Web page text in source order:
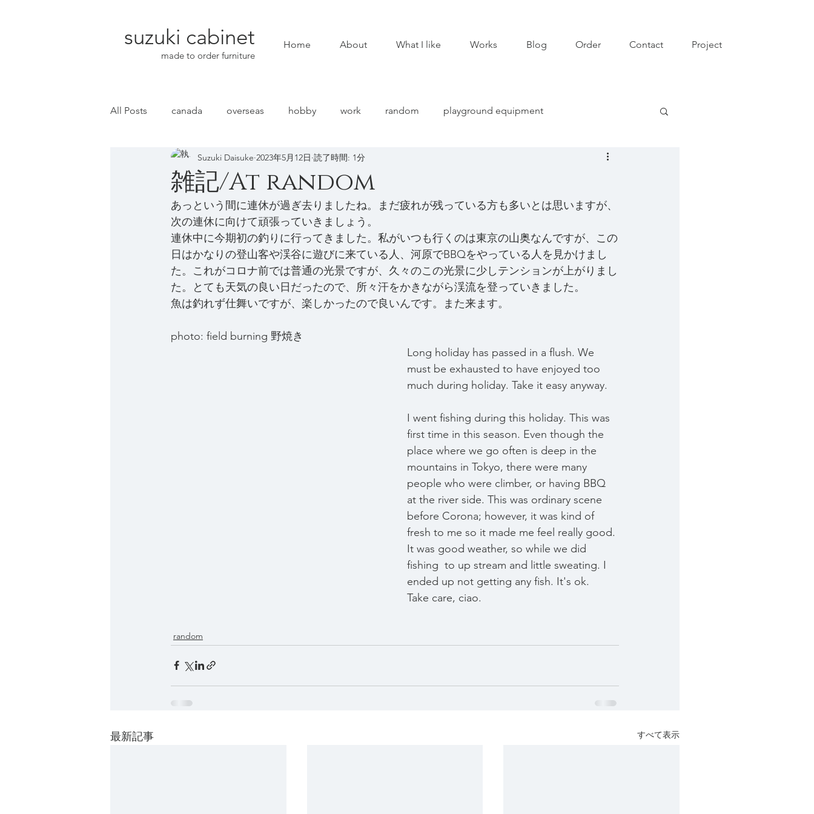
suzuki cabinet
made to order furniture
Home About What I like Works Blog Order Contact Project
All Posts canada overseas hobby work random playground equipment
雑記/At random
Suzuki Daisuke 2023年5月12日 読了時間: 1分
あっという間に連休が過ぎ去りましたね。まだ疲れが残っている方も多いとは思いますが、
次の連休に向けて頑張っていきましょう。
連休中に今期初の釣りに行ってきました。私がいつも行くのは東京の山奥なんですが、この
日はかなりの登山客や渓谷に遊びに来ている人、河原でBBQをやっている人を見かけまし
た。これがコロナ前では普通の光景ですが、久々のこの光景に少しテンションが上がりまし
た。とても天気の良い日だったので、所々汗をかきながら渓流を登っていきました。
魚は釣れず仕舞いですが、楽しかったので良いんです。また来ます。
photo: field burning 野焼き
Long holiday has passed in a flush. We
must be exhausted to have enjoyed too
much during holiday. Take it easy anyway.
I went fishing during this holiday. This was
first time in this season. Even though the
place where we go often is deep in the
mountains in Tokyo, there were many
people who were climber, or having BBQ
at the river side. This was ordinary scene
before Corona; however, it was kind of
fresh to me so it made me feel really good.
It was good weather, so while we did
fishing  to up stream and little sweating. I
ended up not getting any fish. It's ok.
Take care, ciao.
random
最新記事 すべて表示